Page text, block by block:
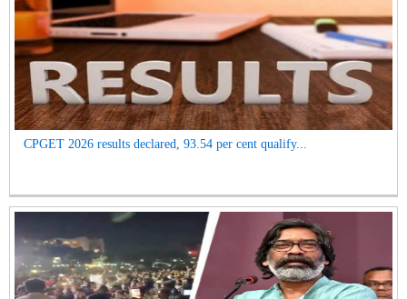
CPGET 2026 results declared, 93.54 per cent qualify...